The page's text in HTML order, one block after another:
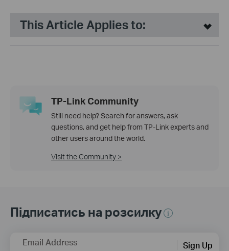
This Article Applies to:
TP-Link Community
Still need help? Search for answers, ask
questions, and get help from TP-Link experts and
other users around the world.
Visit the Community >
Підписатись на розсилку
Email Address Sign Up